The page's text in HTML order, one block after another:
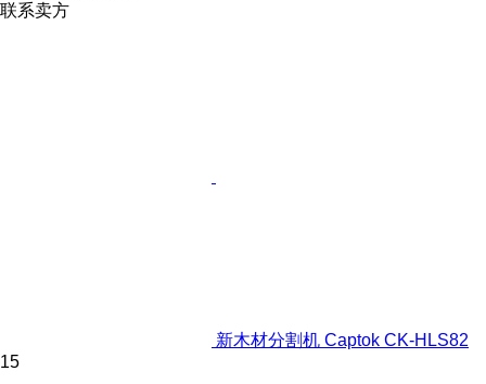
联系卖方
新木材分割机 Captok CK-HLS82
15